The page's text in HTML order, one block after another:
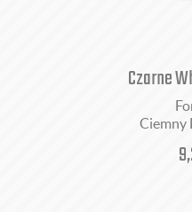
Czarne
Ciemny